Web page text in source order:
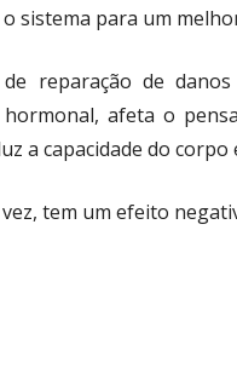
sistema para um
reparação de
afeta o
a capacidade do
tem um efeito